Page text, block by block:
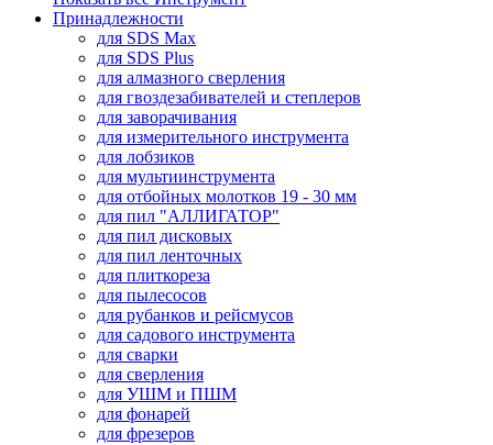
Принадлежности
для SDS Max
для SDS Plus
для алмазного сверления
для гвоздезабивателей и степлеров
для заворачивания
для измерительного инструмента
для лобзиков
для мультиинструмента
для отбойных молотков 19 - 30 мм
для пил "АЛЛИГАТОР"
для пил дисковых
для пил ленточных
для плиткореза
для пылесосов
для рубанков и рейсмусов
для садового инструмента
для сварки
для сверления
для УШМ и ПШМ
для фонарей
для фрезеров